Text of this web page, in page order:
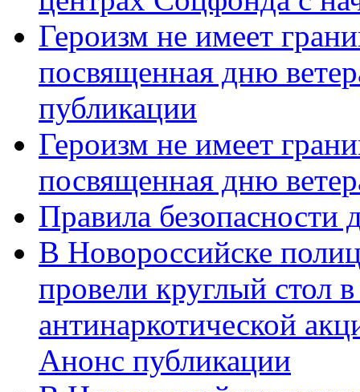
Героизм не имеет
посвященная дню
публикации
Героизм не имеет
посвященная дню
Правила безопасности
В Новороссийске
провели круглый стол
антинаркотической
Анонс публикации